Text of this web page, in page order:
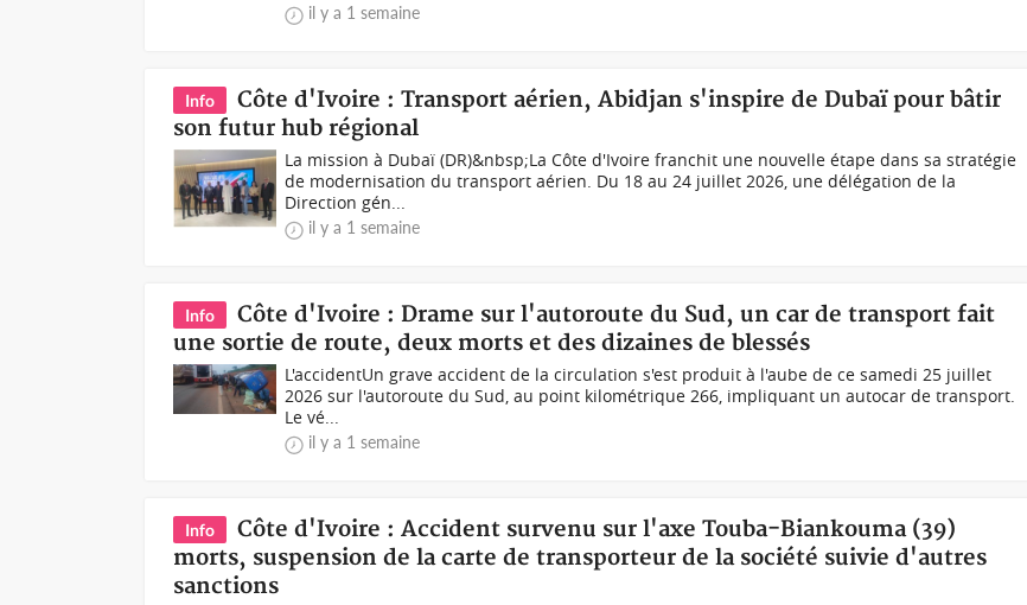
il y a 1 semaine
Info
Côte d'Ivoire : Transport aérien, Abidjan s'inspire de Dubaï pour bâtir
son futur hub régional
La mission à Dubaï (DR)&nbsp;La Côte d'Ivoire franchit une nouvelle étape dans sa stratégie
de modernisation du transport aérien. Du 18 au 24 juillet 2026, une délégation de la
Direction gén...
il y a 1 semaine
Info
Côte d'Ivoire : Drame sur l'autoroute du Sud, un car de transport fait
une sortie de route, deux morts et des dizaines de blessés
L'accidentUn grave accident de la circulation s'est produit à l'aube de ce samedi 25 juillet
2026 sur l'autoroute du Sud, au point kilométrique 266, impliquant un autocar de transport.
Le vé...
il y a 1 semaine
Info
Côte d'Ivoire : Accident survenu sur l'axe Touba-Biankouma (39)
morts, suspension de la carte de transporteur de la société suivie d'autres
sanctions